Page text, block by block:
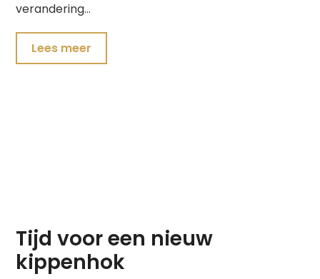
verandering…
Lees meer
Tijd voor een nieuw
kippenhok